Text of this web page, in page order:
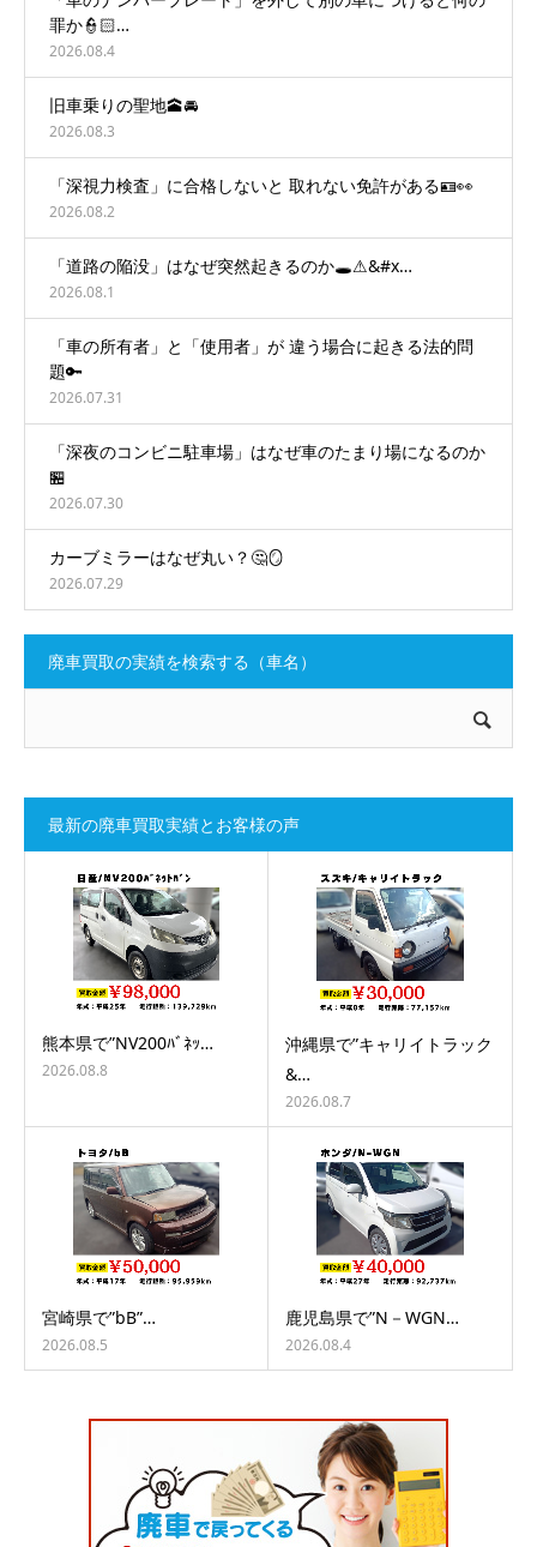
罪か👮🏻…
2026.08.4
旧車乗りの聖地🕋🚘
2026.08.3
「深視力検査」に合格しないと 取れない免許がある🪪👀
2026.08.2
「道路の陥没」はなぜ突然起きるのか🕳️⚠&#x…
2026.08.1
「車の所有者」と「使用者」が 違う場合に起きる法的問
題🔑
2026.07.31
「深夜のコンビニ駐車場」はなぜ車のたまり場になるのか
🏪
2026.07.30
カーブミラーはなぜ丸い？🤔🪞
2026.07.29
廃車買取の実績を検索する（車名）
最新の廃車買取実績とお客様の声
熊本県で”NV200ﾊﾞﾈｯ…
2026.08.8
沖縄県で”キャリイトラック
&…
2026.08.7
宮崎県で”bB”…
2026.08.5
鹿児島県で”N－WGN…
2026.08.4